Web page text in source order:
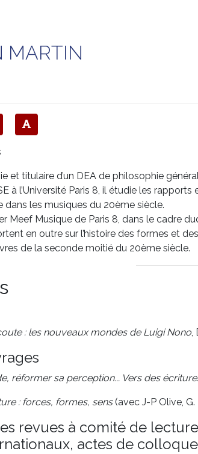
MARTIN
et titulaire d’un DEA de philosophie
à l’Université Paris 8, il étudie les
dans les musiques du 20ème siècle.
Meef Musique de Paris 8, dans le cadre
en outre sur l’histoire des formes et
de la seconde moitié du 20ème siècle.
: les nouveaux mondes de Luigi Nono,
réformer sa perception... Vers des
: forces, formes, sens(avec J-P Olive, G.
revues à comité de
actes de